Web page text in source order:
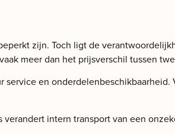
zijn. Toch ligt de
meer dan het prijsverschil tussen
en
intern transport van een